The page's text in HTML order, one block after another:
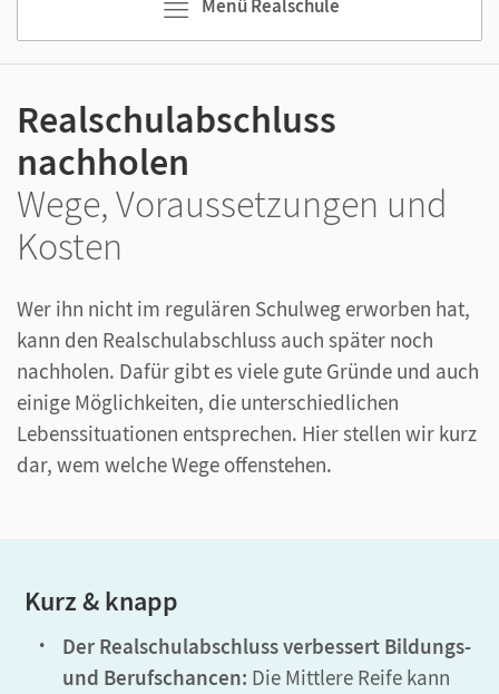
Menü Realschule
Realschulabschluss
nachholen
Wege, Voraussetzungen und
Kosten
Wer ihn nicht im regulären Schulweg erworben hat,
kann den Realschulabschluss auch später noch
nachholen. Dafür gibt es viele gute Gründe und auch
einige Möglichkeiten, die unterschiedlichen
Lebenssituationen entsprechen. Hier stellen wir kurz
dar, wem welche Wege offenstehen.
Kurz & knapp
Der Realschulabschluss verbessert Bildungs-
und Berufschancen: Die Mittlere Reife kann